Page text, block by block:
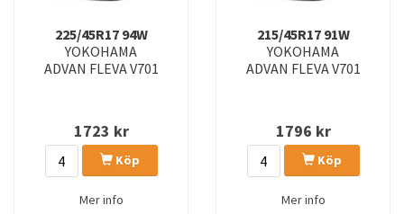
225/45R17 94W
YOKOHAMA
ADVAN FLEVA V701
1723 kr
Köp
Mer info
215/45R17 91W
YOKOHAMA
ADVAN FLEVA V701
1796 kr
Köp
Mer info